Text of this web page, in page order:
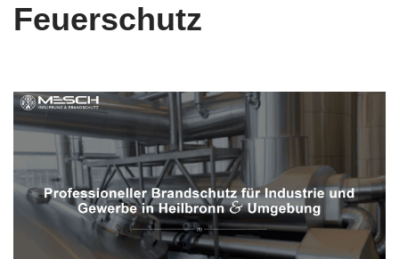
Feuerschutz